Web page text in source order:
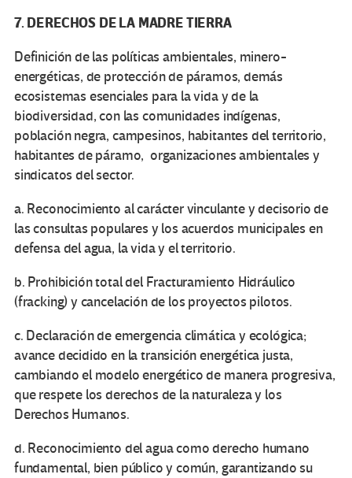
7. DERECHOS DE LA MADRE TIERRA
Definición de las políticas ambientales, minero-
energéticas, de protección de páramos, demás
ecosistemas esenciales para la vida y de la
biodiversidad, con las comunidades indígenas,
población negra, campesinos, habitantes del territorio,
habitantes de páramo, organizaciones ambientales y
sindicatos del sector.
a. Reconocimiento al carácter vinculante y decisorio de
las consultas populares y los acuerdos municipales en
defensa del agua, la vida y el territorio.
b. Prohibición total del Fracturamiento Hidráulico
(fracking) y cancelación de los proyectos pilotos.
c. Declaración de emergencia climática y ecológica;
avance decidido en la transición energética justa,
cambiando el modelo energético de manera progresiva,
que respete los derechos de la naturaleza y los
Derechos Humanos.
d. Reconocimiento del agua como derecho humano
fundamental, bien público y común, garantizando su